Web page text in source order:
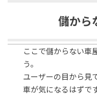
儲から
ここで儲からない車
う。
ユーザーの目から見
車が気になるはずで